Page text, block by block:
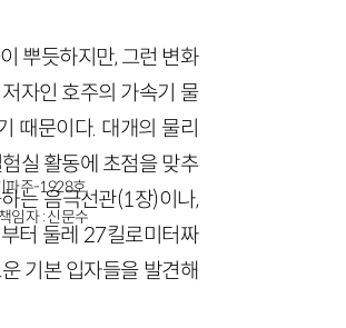
뿌듯하지만, 그런 변화
자인 호주의 가속기 물
때문이다. 대개의 물리
실 활동에 초점을 맞추
는 음극선관(1장)이나,
터 둘레 27킬로미터짜
기본 입자들을 발견해
파주-1928호
임자 : 신문수